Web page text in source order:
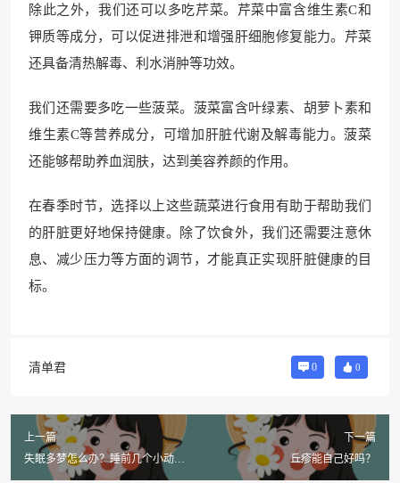
除此之外，我们还可以多吃芹菜。芹菜中富含维生素C和
钾质等成分，可以促进排泄和增强肝细胞修复能力。芹菜
还具备清热解毒、利水消肿等功效。
我们还需要多吃一些菠菜。菠菜富含叶绿素、胡萝卜素和
维生素C等营养成分，可增加肝脏代谢及解毒能力。菠菜
还能够帮助养血润肤，达到美容养颜的作用。
在春季时节，选择以上这些蔬菜进行食用有助于帮助我们
的肝脏更好地保持健康。除了饮食外，我们还需要注意休
息、减少压力等方面的调节，才能真正实现肝脏健康的目
标。
清单君 0 0
上一篇
失眠多梦怎么办？睡前几个小动
作，轻松改善！
下一篇
丘疹能自己好吗？